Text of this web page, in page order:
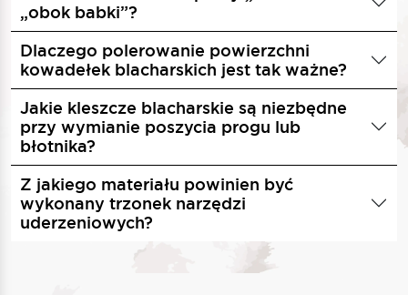
„obok babki”?
Dlaczego polerowanie powierzchni
kowadełek blacharskich jest tak ważne?
Jakie kleszcze blacharskie są niezbędne
przy wymianie poszycia progu lub
błotnika?
Z jakiego materiału powinien być
wykonany trzonek narzędzi
uderzeniowych?